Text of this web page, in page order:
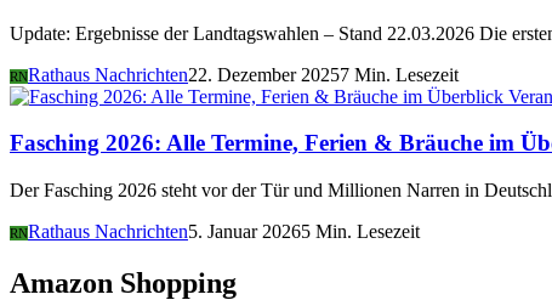
Update: Ergebnisse der Landtagswahlen – Stand 22.03.2026 Die
RNRathaus Nachrichten22. Dezember 20257 Min. Lesezeit
Fasching 2026: Alle Termine, Ferien & Bräuche im
Der Fasching 2026 steht vor der Tür und Millionen Narren in
RNRathaus Nachrichten5. Januar 20265 Min. Lesezeit
Amazon Shopping